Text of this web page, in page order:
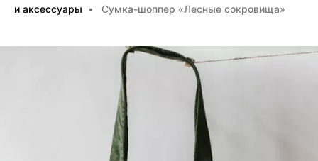
и аксессуары
Сумка-шоппер «Лесные сокровища»